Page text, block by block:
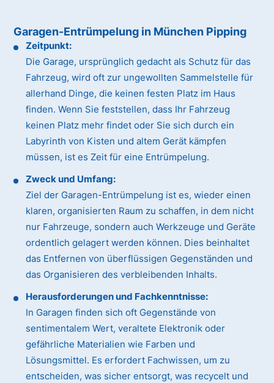
Garagen-Entrümpelung in München Pipping
Zeitpunkt:
Die Garage, ursprünglich gedacht als Schutz für das
Fahrzeug, wird oft zur ungewollten Sammelstelle für
allerhand Dinge, die keinen festen Platz im Haus
finden. Wenn Sie feststellen, dass Ihr Fahrzeug
keinen Platz mehr findet oder Sie sich durch ein
Labyrinth von Kisten und altem Gerät kämpfen
müssen, ist es Zeit für eine Entrümpelung.
Zweck und Umfang:
Ziel der Garagen-Entrümpelung ist es, wieder einen
klaren, organisierten Raum zu schaffen, in dem nicht
nur Fahrzeuge, sondern auch Werkzeuge und Geräte
ordentlich gelagert werden können. Dies beinhaltet
das Entfernen von überflüssigen Gegenständen und
das Organisieren des verbleibenden Inhalts.
Herausforderungen und Fachkenntnisse:
In Garagen finden sich oft Gegenstände von
sentimentalem Wert, veraltete Elektronik oder
gefährliche Materialien wie Farben und
Lösungsmittel. Es erfordert Fachwissen, um zu
entscheiden, was sicher entsorgt, was recycelt und